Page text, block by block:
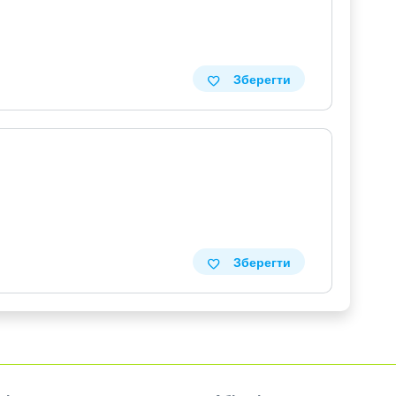
Зберегти
Зберегти